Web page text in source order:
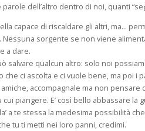
dell’altro dentro di noi, quanti
capace di riscaldare gli altri, ma…
Nessuna sorgente se non viene
a dare.
salvare qualcun altro: solo noi
ci ascolta e ci vuole bene, ma poi i
accompagnale ma non
piangere. E’ così bello abbassare
a te stessa la medesima possibilità
tu ti metti nei loro panni, credimi.